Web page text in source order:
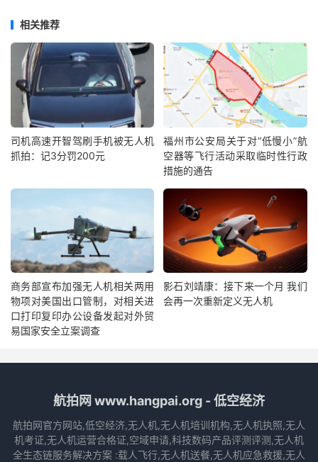
相关推荐
司机高速开智驾刷手机被无人机
抓拍：记3分罚200元
福州市公安局关于对“低慢小”航
空器等飞行活动采取临时性行政
措施的通告
商务部宣布加强无人机相关两用
物项对美国出口管制，对相关进
口打印复印办公设备发起对外贸
易国家安全立案调查
影石刘靖康：接下来一个月 我们
会再一次重新定义无人机
航拍网 www.hangpai.org - 低空经济
航拍网官方网站,低空经济,无人机,无人机培训机构,无人机执照,无人
机考证,无人机运营合格证,空域申请,科技数码产品评测评测,无人机
全生态链服务解决方案 :载人飞行,无人机送餐,无人机应急救援,无人